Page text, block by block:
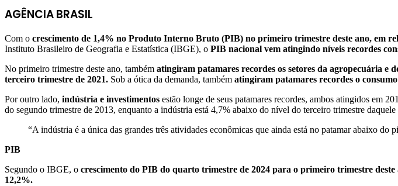
AGÊNCIA BRASIL
Com o crescimento de 1,4% no Produto Interno Bruto (PIB) no primeiro trimestre deste ano, em
Instituto Brasileiro de Geografia e Estatística (IBGE), o PIB nacional vem atingindo níveis recordes
No primeiro trimestre deste ano, também atingiram patamares recordes os setores da agropecuária e
terceiro trimestre de 2021. Sob a ótica da demanda, também atingiram patamares recordes o
Por outro lado, indústria e investimentos estão longe de seus patamares recordes, ambos atingidos em
do segundo trimestre de 2013, enquanto a indústria está 4,7% abaixo do nível do terceiro trimestre daquele
“A indústria é a única das grandes três atividades econômicas que ainda está no patamar abaixo do
PIB
Segundo o IBGE, o crescimento do PIB do quarto trimestre de 2024 para o primeiro trimestre
12,2%.